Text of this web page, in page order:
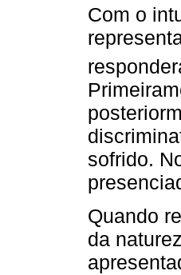
Com o
sofrido.
Quando
da